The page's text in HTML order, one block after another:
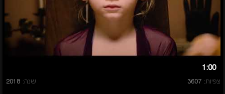
1:00
צפיות: 3607 שנה: 2018